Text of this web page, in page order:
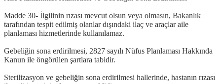
Madde 30- İlgilinin rızası mevcut olsun veya olmasın, Bakanlık
tarafından tespit edilmiş olanlar dışındaki ilaç ve araçlar aile
planlaması hizmetlerinde kullanılamaz.
Gebeliğin sona erdirilmesi, 2827 sayılı Nüfus Planlaması Hakkında
Kanun ile öngörülen şartlara tabidir.
Sterilizasyon ve gebeliğin sona erdirilmesi hallerinde, hastanın rızası